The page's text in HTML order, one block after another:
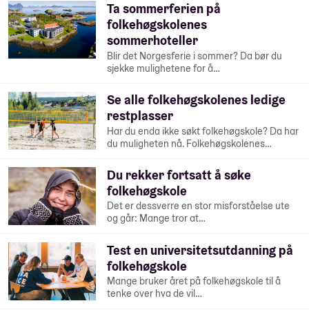
Ta sommerferien på
folkehøgskolenes
sommerhoteller
Blir det Norgesferie i sommer? Da bør du
sjekke mulighetene for å…
Se alle folkehøgskolenes ledige
restplasser
Har du enda ikke søkt folkehøgskole? Da har
du muligheten nå. Folkehøgskolenes…
Du rekker fortsatt å søke
folkehøgskole
Det er dessverre en stor misforståelse ute
og går: Mange tror at…
Test en universitetsutdanning på
folkehøgskole
Mange bruker året på folkehøgskole til å
tenke over hva de vil…